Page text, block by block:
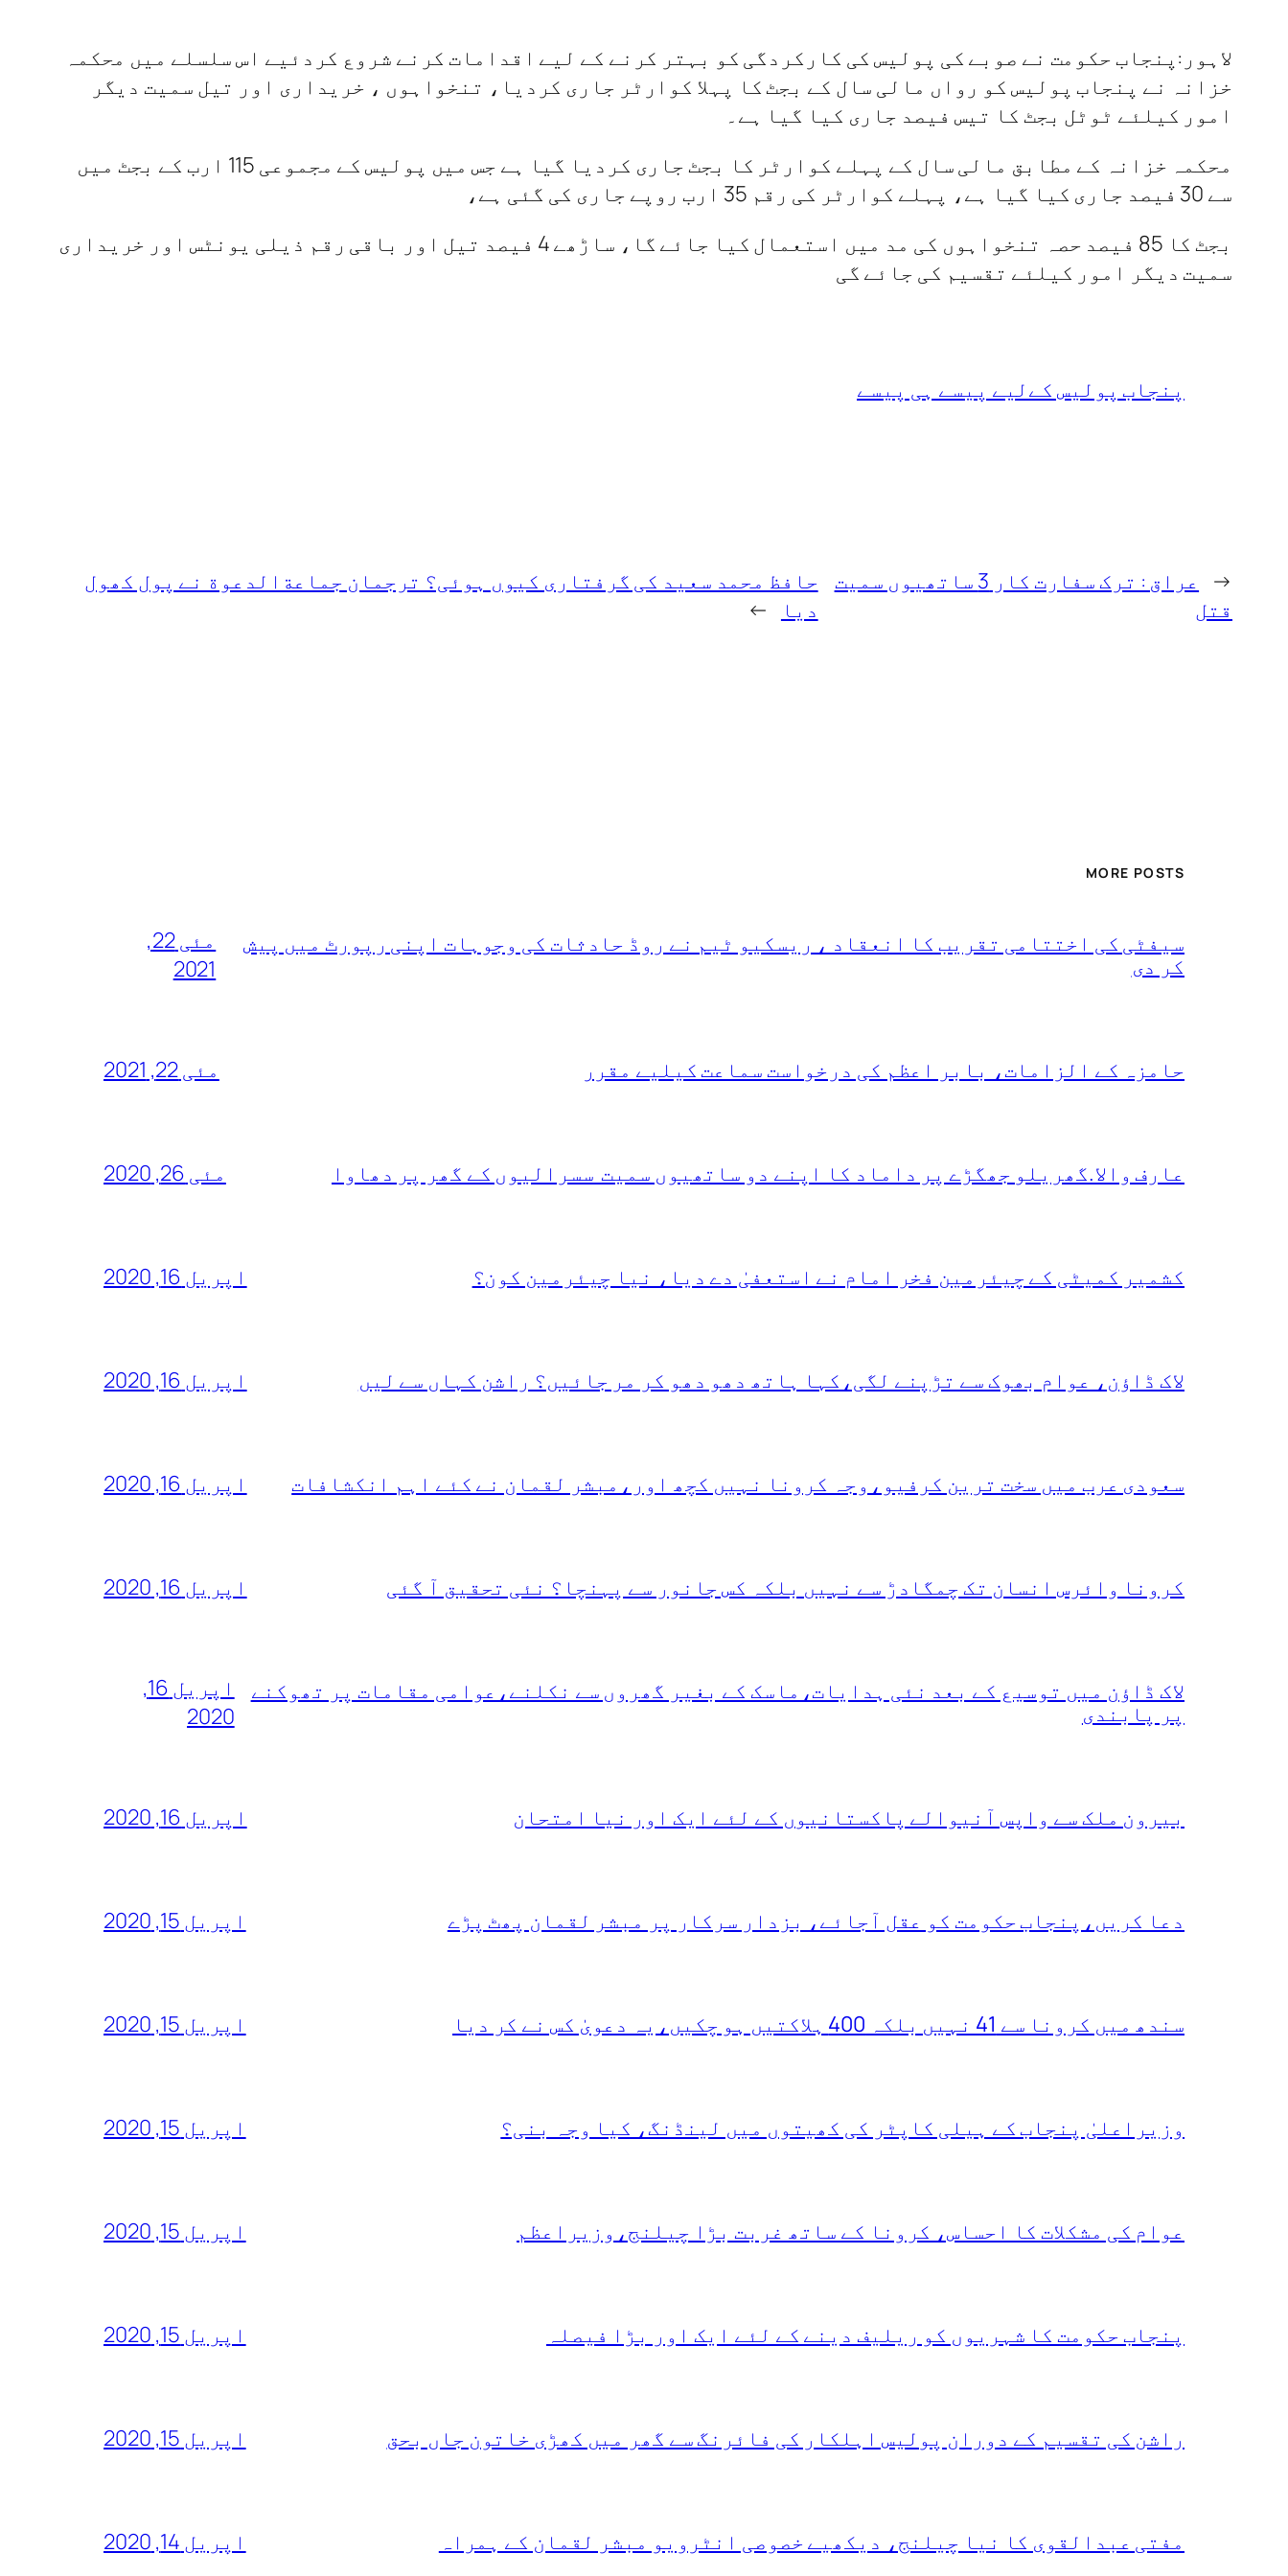
لاہور:پنجاب حکومت نے صوبے کی پولیس کی کارکردگی کو بہتر کرنے کے لیے اقدامات کرنے شروع کردئیے اس سلسلے میں محکمہ
خزانہ نے پنجاب پولیس کو رواں مالی سال کے بجٹ کا پہلا کوارٹر جاری کردیا، تنخواہوں ، خریداری اور تیل سمیت دیگر
امور کیلئے ٹوٹل بجٹ کا تیس فیصد جاری کیا گیا ہے۔
محکمہ خزانہ کے مطابق مالی سال کے پہلے کوارٹر کا بجٹ جاری کردیا گیا ہے جس میں پولیس کے مجموعی 115 ارب کے بجٹ میں
سے 30 فیصد جاری کیا گیا ہے، پہلے کوارٹر کی رقم 35 ارب روپے جاری کی گئی ہے،
بجٹ کا 85 فیصد حصہ تنخواہوں کی مد میں استعمال کیا جائے گا، ساڑھے 4 فیصد تیل اور باقی رقم ذیلی یونٹس اور خریداری
سمیت دیگر امور کیلئے تقسیم کی جائے گی
پنجاب پولیس کےلیے پیسے ہی پیسے
←
عراق : ترک سفارت کار 3 ساتھیوں سمیت
قتل
حافظ محمد سعید کی گرفتاری کیوں ہوئی؟ ترجمان جماعةالدعوة نے پول کھول
دیا
→
MORE POSTS
سیفٹی کی اختتامی تقریب کا انعقاد ، ریسکیو ٹیم نے روڈ حادثات کی وجوہات اپنی رپورٹ میں پیش
کر دی
مئی 22,
2021
حامزہ کے الزامات، بابر اعظم کی درخواست سماعت کیلیے مقرر مئی 22, 2021
عارف والا.گھریلو جھگڑے پر داماد کا اپنے دو ساتھیوں سمیت سسرالیوں کے گھر پر دھاوا مئی 26, 2020
کشمیر کمیٹی کے چیئرمین فخر امام نے استعفیٰ دے دیا، نیا چیئرمین کون؟ اپریل 16, 2020
لاک ڈاؤن، عوام بھوک سے تڑپنے لگی،کہا ہاتھ دھو دھو کر مر جائیں؟ راشن کہاں سے لیں اپریل 16, 2020
سعودی عرب میں سخت ترین کرفیو،وجہ کرونا نہیں کچھ اور،مبشر لقمان نے کئے اہم انکشافات اپریل 16, 2020
کرونا وائرس انسان تک چمگادڑ سے نہیں بلکہ کس جانور سے پہنچا؟ نئی تحقیق آ گئی اپریل 16, 2020
لاک ڈاؤن میں توسیع کے بعد نئی ہدایات،ماسک کے بغیر گھروں سے نکلنے،عوامی مقامات پر تھوکنے
پر پابندی
اپریل 16,
2020
بیرون ملک سے واپس آنیوالے پاکستانیوں کے لئے ایک اور نیا امتحان اپریل 16, 2020
دعا کریں،پنجاب حکومت کو عقل آجائے، بزدار سرکار پر مبشر لقمان پھٹ پڑے اپریل 15, 2020
سندھ میں کرونا سے 41 نہیں بلکہ 400 ہلاکتیں ہو چکیں،یہ دعویٰ کس نے کر دیا اپریل 15, 2020
وزیراعلیٰ پنجاب کے ہیلی کاپٹر کی کھیتوں میں لینڈنگ، کیا وجہ بنی؟ اپریل 15, 2020
عوام کی مشکلات کا احساس، کرونا کے ساتھ غربت بڑا چیلنج،وزیراعظم اپریل 15, 2020
پنجاب حکومت کا شہریوں کو ریلیف دینے کے لئے ایک اور بڑا فیصلہ اپریل 15, 2020
راشن کی تقسیم کے دوران پولیس اہلکار کی فائرنگ سے گھر میں کھڑی خاتون جاں بحق اپریل 15, 2020
مفتی عبدالقوی کا نیا چیلنج، دیکھیے خصوصی انٹرویو مبشر لقمان کے ہمراہ اپریل 14, 2020